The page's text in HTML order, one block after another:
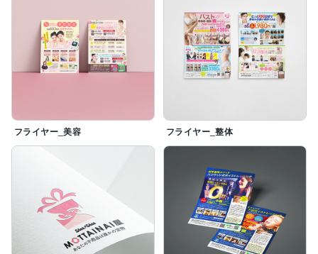
フライヤー_美容 フライヤー_整体